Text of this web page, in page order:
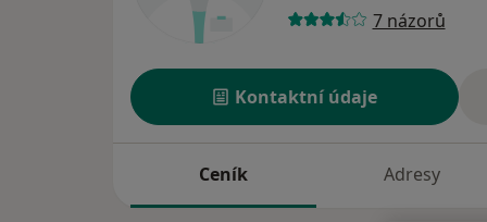
7 názorů
Kontaktní údaje
Ceník Adresy